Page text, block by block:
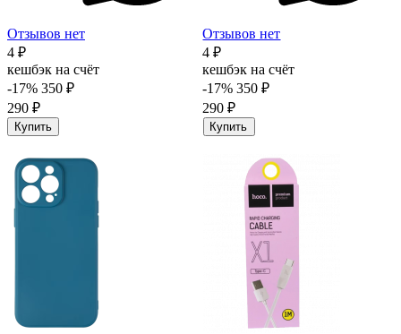
Отзывов нет
4 ₽
кешбэк на счёт
-17% 350 ₽
290 ₽
Купить
Отзывов нет
4 ₽
кешбэк на счёт
-17% 350 ₽
290 ₽
Купить